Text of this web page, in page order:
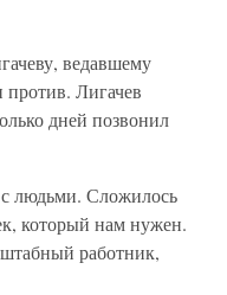
ведавшему
против. Лигачев
дней позвонил
людьми. Сложилось
который нам нужен.
работник,